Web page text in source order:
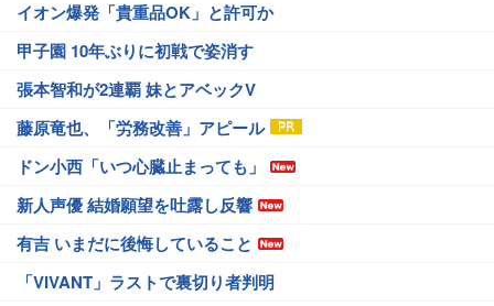
イオン爆発「貴重品OK」と許可か
甲子園 10年ぶりに初戦で姿消す
張本智和が2連覇 妹とアベックV
藤原竜也、「労務改善」アピール
ドン小西「いつ心臓止まっても」
新人声優 結婚願望を吐露し反響
有吉 いまだに後悔していること
「VIVANT」ラストで裏切り者判明